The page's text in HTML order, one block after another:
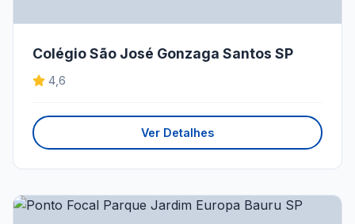
Colégio São José Gonzaga Santos SP
4,6
Ver Detalhes